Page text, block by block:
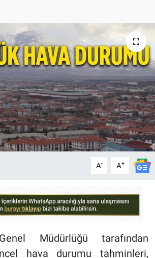
A- A+
Müdürlüğü tarafından
hava durumu tahminleri,